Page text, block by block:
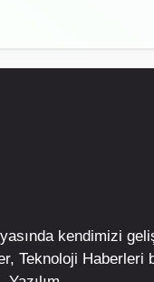
kendimizi
Teknoloji Haberleri